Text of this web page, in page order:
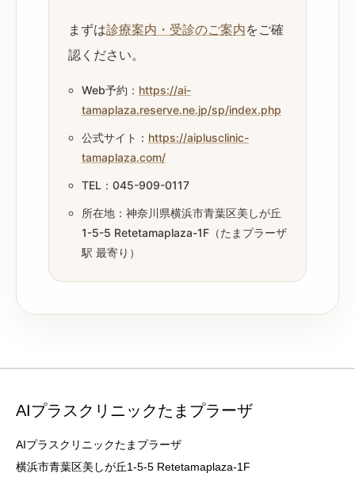
まずは診療案内・受診のご案内をご確
認ください。
Web予約： https://ai-
tamaplaza.reserve.ne.jp/sp/index.php
公式サイト： https://aiplusclinic-
tamaplaza.com/
TEL：045-909-0117
所在地：神奈川県横浜市青葉区美しが丘
1-5-5 Retetamaplaza-1F（たまプラーザ
駅 最寄り）
AIプラスクリニックたまプラーザ
AIプラスクリニックたまプラーザ
横浜市青葉区美しが丘1-5-5 Retetamaplaza-1F